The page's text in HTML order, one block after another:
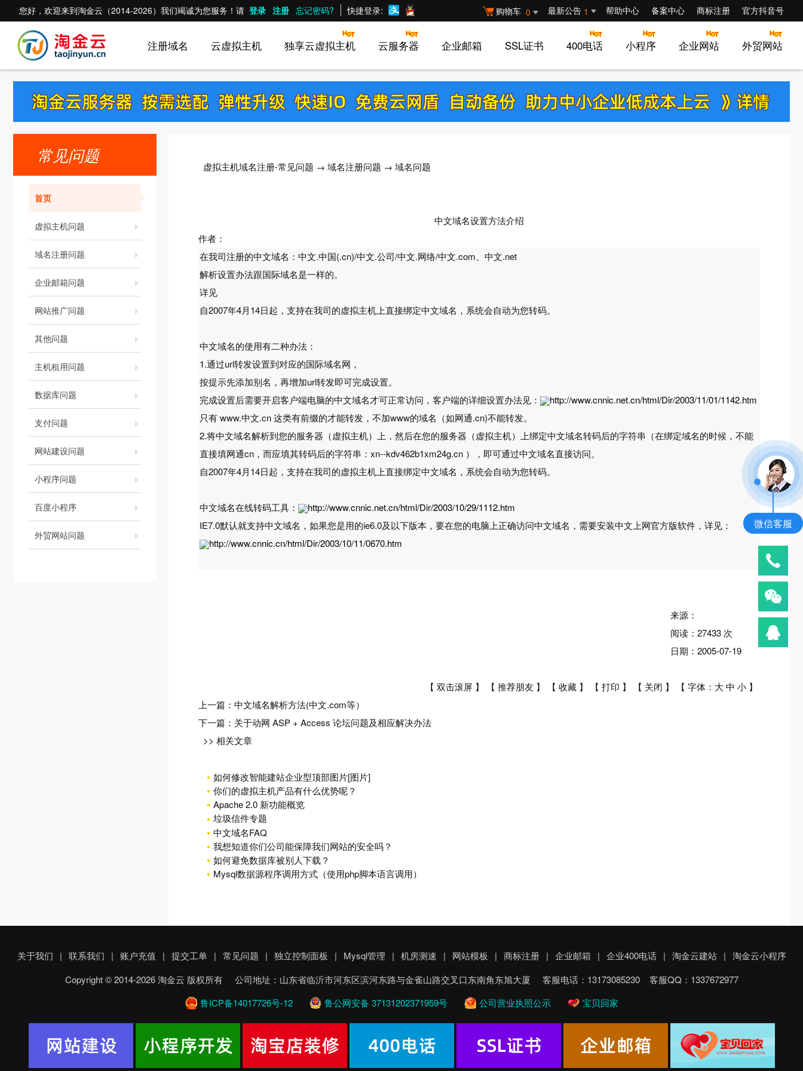
购物车 0 最新公告 1 帮助中心 备案中心 商标注册 官方抖音号
您好，欢迎来到淘金云（2014-2026）我们竭诚为您服务！请 登录 注册 忘记密码? 快捷登录:
外贸网站
企业网站
小程序
400电话
SSL证书
企业邮箱
云服务器
独享云虚拟主机
云虚拟主机
注册域名
首页
常见问题
首页
虚拟主机问题
域名注册问题
企业邮箱问题
网站推广问题
其他问题
主机租用问题
数据库问题
支付问题
网站建设问题
小程序问题
百度小程序
外贸网站问题
虚拟主机域名注册-常见问题 → 域名注册问题 → 域名问题
中文域名设置方法介绍
作者：
在我司注册的中文域名：中文.中国(.cn)/中文.公司/中文.网络/中文.com、中文.net
解析设置办法跟国际域名是一样的。
详见
自2007年4月14日起，支持在我司的虚拟主机上直接绑定中文域名，系统会自动为您转码。
中文域名的使用有二种办法：
1.通过url转发设置到对应的国际域名网，
按提示先添加别名，再增加url转发即可完成设置。
完成设置后需要开启客户端电脑的中文域名才可正常访问，客户端的详细设置办法见：
http://www.cnnic.net.cn/html/Dir/2003/11/01/1142.htm
只有 www.中文.cn 这类有前缀的才能转发，不加www的域名（如网通.cn)不能转发。
2.将中文域名解析到您的服务器（虚拟主机）上，然后在您的服务器（虚拟主机）上绑定中文域名转码后的字符串（在绑定域名的时候，不能
直接填网通cn，而应填其转码后的字符串：xn--kdv462b1xm24g.cn ），即可通过中文域名直接访问。
自2007年4月14日起，支持在我司的虚拟主机上直接绑定中文域名，系统会自动为您转码。
中文域名在线转码工具：
http://www.cnnic.net.cn/html/Dir/2003/10/29/1112.htm
IE7.0默认就支持中文域名，如果您是用的ie6.0及以下版本，要在您的电脑上正确访问中文域名，需要安装中文上网官方版软件，详见：
http://www.cnnic.cn/html/Dir/2003/10/11/0670.htm
来源：
阅读： 27433 次
日期： 2005-07-19
【 双击滚屏 】 【 推荐朋友 】 【 收藏 】 【 打印 】 【 关闭 】 【 字体： 大中 小 】
上一篇： 中文域名解析方法(中文.com等）
下一篇： 关于动网 ASP + Access 论坛问题及相应解决办法
>> 相关文章
如何修改智能建站企业型顶部图片[图片]
你们的虚拟主机产品有什么优势呢？
Apache 2.0 新功能概览
垃圾信件专题
中文域名FAQ
我想知道你们公司能保障我们网站的安全吗？
如何避免数据库被别人下载？
Mysql数据源程序调用方式（使用php脚本语言调用）
关于我们 | 联系我们 | 账户充值 | 提交工单 | 常见问题 | 独立控制面板 | Mysql管理 | 机房测速 | 网站模板 | 商标注册 | 企业邮箱 | 企业400电话 | 淘金云建站 | 淘金云小程序
Copyright © 2014-2026 淘金云 版权所有 公司地址：山东省临沂市河东区滨河东路与金雀山路交叉口东南角东旭大厦 客服电话：13173085230 客服QQ：1337672977
鲁ICP备14017726号-12
鲁公网安备 37131202371959号 公司营业执照公示 宝贝回家
微信客服